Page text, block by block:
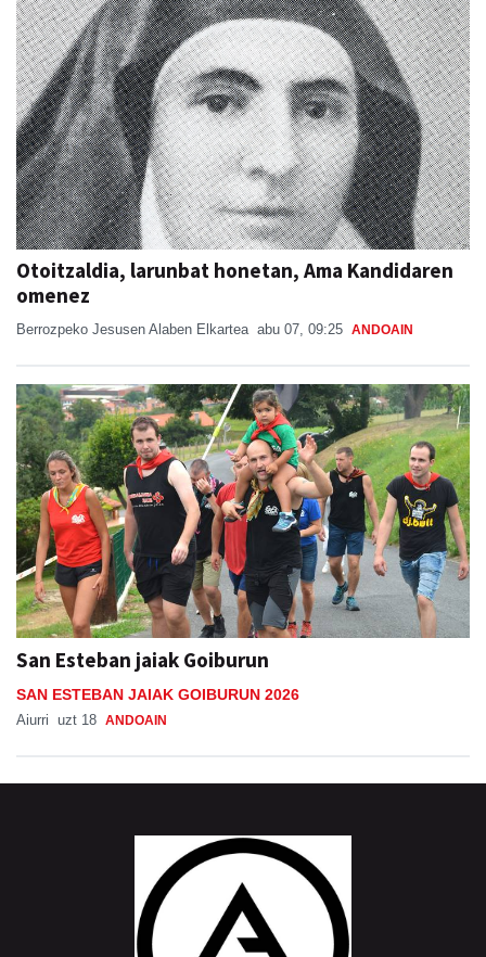
Otoitzaldia, larunbat honetan, Ama Kandidaren
omenez
Berrozpeko Jesusen Alaben Elkartea abu 07, 09:25 ANDOAIN
San Esteban jaiak Goiburun
SAN ESTEBAN JAIAK GOIBURUN 2026
Aiurri uzt 18 ANDOAIN